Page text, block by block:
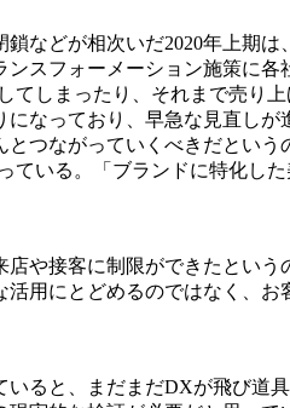
鎖などが相次いだ2020年上期
ンスフォーメーション施策に
てしまったり、それまで売り
になっており、早急な見直し
とつながっていくべきだとい
ている。「ブランドに特化し
店や接客に制限ができたとい
活用にとどめるのではなく、
いると、まだまだDXが飛び道